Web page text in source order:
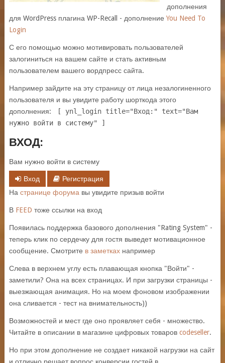
дополнения
для WordPress плагина WP-Recall - дополнение You Need To
Login
С его помощью можно мотивировать пользователей
залогиниться на вашем сайте и стать активным
пользователем вашего вордпресс сайта.
Например зайдите на эту страницу от лица незалогиненного
пользователя и вы увидите работу шорткода этого
дополнения:
[ ynl_login title="Вход:" text="Вам
нужно войти в систему" ]
ВХОД:
Вам нужно войти в систему
Вход
Регистрация
На странице форума вы увидите призыв войти
В FEED тоже ссылки на вход
Появилась поддержка базового дополнения "Rating System" -
теперь клик по сердечку для гостя выведет мотивационное
сообщение. Смотрите в заметкахнапример
Слева в верхнем углу есть плавающая кнопка "Войти" -
заметили? Она на всех страницах. И при загрузки страницы -
выезжающая анимация. Но на моем фоновом изображении
она сливается - тест на внимательность))
Возможностей и мест где оно проявляет себя - множество.
Читайте в описании в магазине цифровых товаров codeseller.
Но при этом дополнение не создает никакой нагрузки на сайт